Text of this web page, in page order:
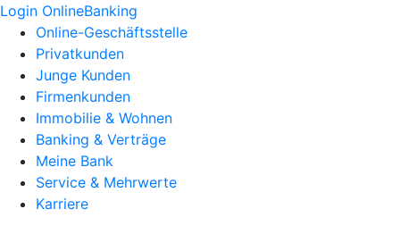
Login OnlineBanking
Online-Geschäftsstelle
Privatkunden
Junge Kunden
Firmenkunden
Immobilie & Wohnen
Banking & Verträge
Meine Bank
Service & Mehrwerte
Karriere